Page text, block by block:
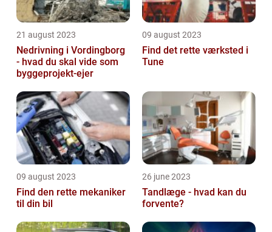
21 august 2023
Nedrivning i Vordingborg
- hvad du skal vide som
byggeprojekt-ejer
09 august 2023
Find det rette værksted i
Tune
09 august 2023
Find den rette mekaniker
til din bil
26 june 2023
Tandlæge - hvad kan du
forvente?